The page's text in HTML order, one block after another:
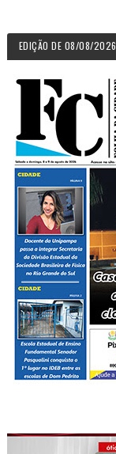
EDIÇÃO DE 08/08/2026